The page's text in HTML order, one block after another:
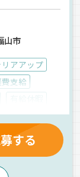
山市
アアップ
支給
賞与
家族手当
制度
夜
する